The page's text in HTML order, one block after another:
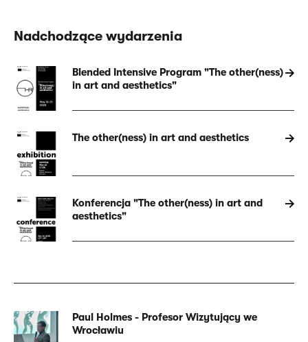
Nadchodzące wydarzenia
Blended Intensive Program "The other(ness)
in art and aesthetics"
The other(ness) in art and aesthetics
Konferencja "The other(ness) in art and
aesthetics"
PowiązanaPaul Holmes - Profesor Wizytujący we
Wrocławiu